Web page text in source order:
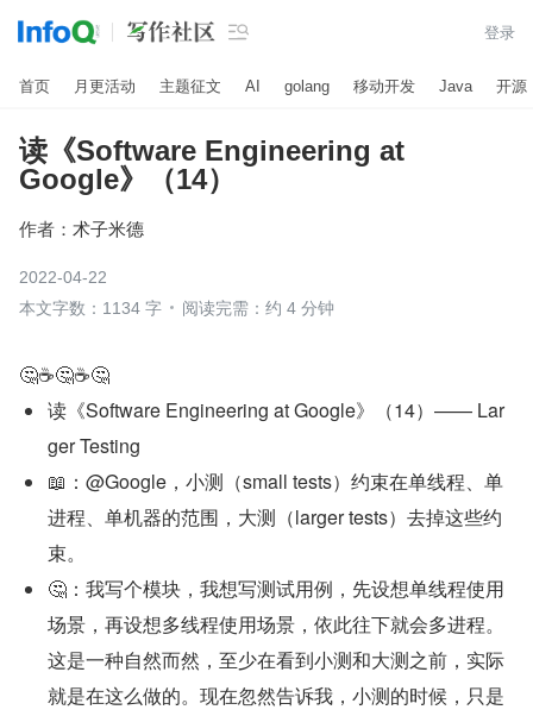
 登录
首页 月更活动 主题征文 AI golang 移动开发 Java 开源
读《Software Engineering at
Google》（14）
作者： 术子米德
2022-04-22
本文字数：1134 字
阅读完需：约 4 分钟
🤔☕️🤔☕️🤔
读《Software Engineering at Google》（14）—— Lar
ger Testing
📖：@Google，小测（small tests）约束在单线程、单
进程、单机器的范围，大测（larger tests）去掉这些约
束。
🤔：我写个模块，我想写测试用例，先设想单线程使用
场景，再设想多线程使用场景，依此往下就会多进程。
这是一种自然而然，至少在看到小测和大测之前，实际
就是在这么做的。现在忽然告诉我，小测的时候，只是